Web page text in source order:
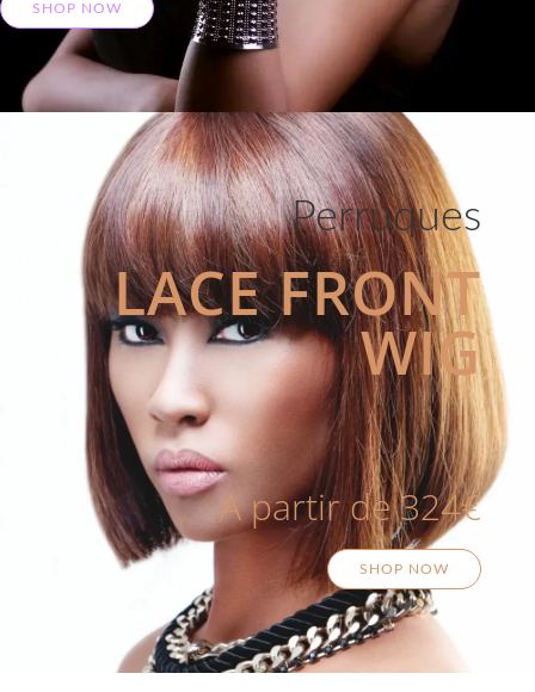
SHOP NOW
Perruques
LACE FRONT
WIG
A partir de 324€
SHOP NOW